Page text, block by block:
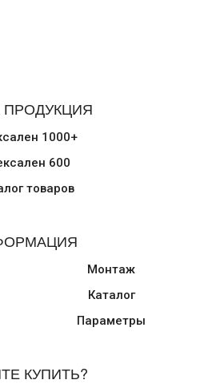
1000+
600
товаров
Монтаж
Каталог
Параметры
КУПИТЬ?